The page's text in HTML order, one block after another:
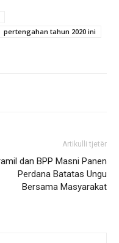
pertengahan tahun 2020 ini
Artikulli tjetër
dan BPP Masni Panen
Perdana Batatas Ungu
Bersama Masyarakat